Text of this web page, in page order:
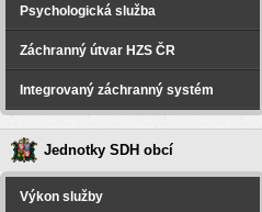
Psychologická služba
Záchranný útvar HZS ČR
Integrovaný záchranný systém
Jednotky SDH obcí
Výkon služby